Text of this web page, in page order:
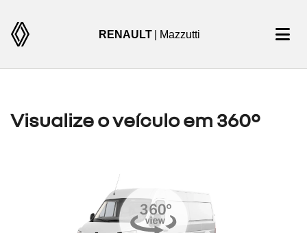
RENAULT | Mazzutti
Visualize o veículo em 360°